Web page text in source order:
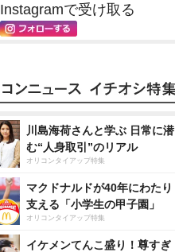
Instagramで受け取る
川島海荷さんと学ぶ 日常に潜
む“人身取引”のリアル
オリコンタイアップ特集
マクドナルドが40年にわたり
支える「小学生の甲子園」
オリコンタイアップ特集
イケメンてんこ盛り！尊すぎ